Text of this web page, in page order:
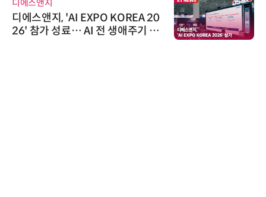
KOREA 20
생애주기 아
한국태양유전
태양유전, '안전·환
6' 발간…2030년
가스 감축 추진